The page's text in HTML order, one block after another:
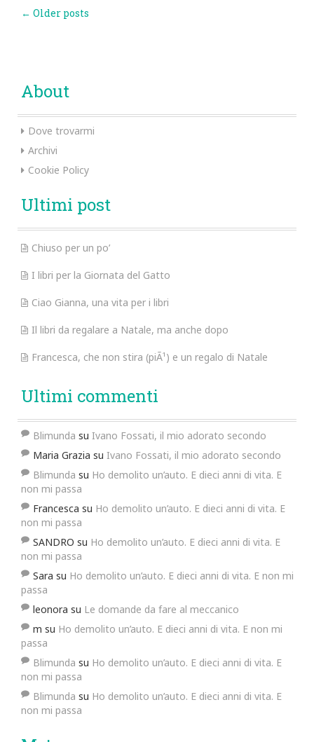
Post
← Older posts
About
Dove trovarmi
Archivi
Cookie Policy
Ultimi post
Chiuso per un po’
I libri per la Giornata del Gatto
Ciao Gianna, una vita per i libri
Il libri da regalare a Natale, ma anche dopo
Francesca, che non stira (piÃ¹) e un regalo di Natale
Ultimi commenti
Blimunda su Ivano Fossati, il mio adorato secondo
Maria Grazia su Ivano Fossati, il mio adorato secondo
Blimunda su Ho demolito un’auto. E dieci anni di vita. E
non mi passa
Francesca su Ho demolito un’auto. E dieci anni di vita. E
non mi passa
SANDRO su Ho demolito un’auto. E dieci anni di vita. E
non mi passa
Sara su Ho demolito un’auto. E dieci anni di vita. E non mi
passa
leonora su Le domande da fare al meccanico
m su Ho demolito un’auto. E dieci anni di vita. E non mi
passa
Blimunda su Ho demolito un’auto. E dieci anni di vita. E
non mi passa
Blimunda su Ho demolito un’auto. E dieci anni di vita. E
non mi passa